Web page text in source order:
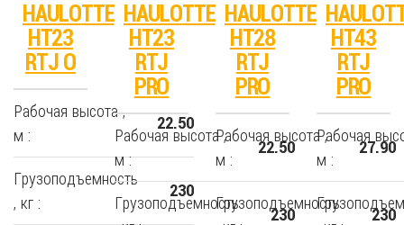
HAULOTTE
HT23
RTJ O
Рабочая высота ,
м :
22.50
Грузоподъемность
, кг :
230
HAULOTTE
HT23
RTJ
PRO
Рабочая высота ,
м :
22.50
Грузоподъемность
230
HAULOTTE
HT28
RTJ
PRO
Рабочая высота ,
м :
27.90
Грузоподъемность
230
HT43
RTJ
PRO
Рабочая
м :